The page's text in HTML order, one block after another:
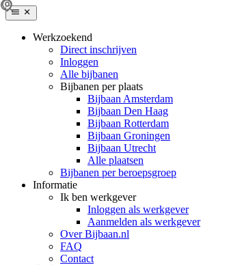
Werkzoekend
Direct inschrijven
Inloggen
Alle bijbanen
Bijbanen per plaats
Bijbaan Amsterdam
Bijbaan Den Haag
Bijbaan Rotterdam
Bijbaan Groningen
Bijbaan Utrecht
Alle plaatsen
Bijbanen per beroepsgroep
Informatie
Ik ben werkgever
Inloggen als werkgever
Aanmelden als werkgever
Over Bijbaan.nl
FAQ
Contact